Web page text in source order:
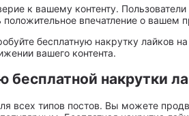
к вашему контенту.
впечатление о
бесплатную накрутку лайков
вашего контента.
накрутки
всех типов постов. Вы можете